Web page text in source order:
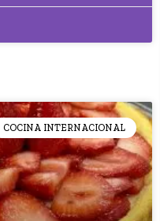
COCINA INTERNACIONAL